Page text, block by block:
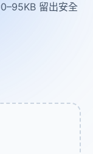
留出安全